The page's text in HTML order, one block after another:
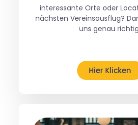
interessante Orte oder
nächsten Vereinsausflug?
uns genau
Hier Klicken